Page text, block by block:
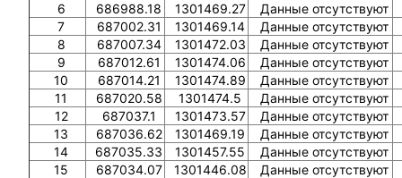
6
686988.18 1301469.27
Данные отсутствуют
7
687002.31 1301469.14
Данные отсутствуют
8
687007.34 1301472.03
Данные отсутствуют
9
687012.61 1301474.06
Данные отсутствуют
10
687014.21 1301474.89
Данные отсутствуют
11
687020.58 1301474.5
Данные отсутствуют
12
687037.1 1301473.57
Данные отсутствуют
13
687036.62 1301469.19
Данные отсутствуют
14
687035.33 1301457.55
Данные отсутствуют
15
687034.07 1301446.08
Данные отсутствуют